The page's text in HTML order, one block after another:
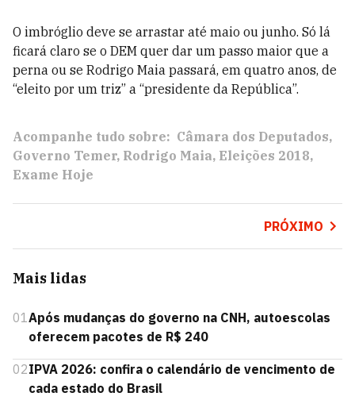
O imbróglio deve se arrastar até maio ou junho. Só lá
ficará claro se o DEM quer dar um passo maior que a
perna ou se Rodrigo Maia passará, em quatro anos, de
“eleito por um triz” a “presidente da República”.
Acompanhe tudo sobre: Câmara dos Deputados
Governo Temer Rodrigo Maia Eleições 2018
Exame Hoje
PRÓXIMO
Mais lidas
01Após mudanças do governo na CNH, autoescolas
oferecem pacotes de R$ 240
02IPVA 2026: confira o calendário de vencimento de
cada estado do Brasil